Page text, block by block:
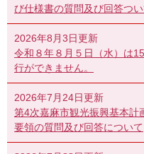
び仕様書の質問及び回答つ
2026年8月3日更新
令和８年８月５日（水）は
行ができません。
2026年7月24日更新
第4次嘉麻市観光振興基本計
要領の質問及び回答について